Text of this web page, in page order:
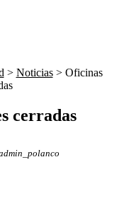
> Noticias> Oficinas
cerradas
Written by: